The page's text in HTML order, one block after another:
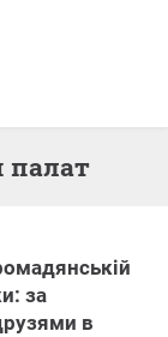
палат
за
в